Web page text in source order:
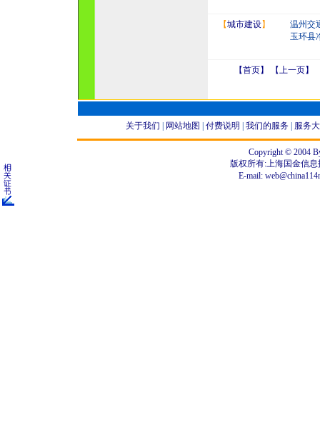
【城市建设】
温州交
玉环县
【首页】 【上一页】
关于我们 网站地图 付费说明 我们的服务| 服务
Copyright © 2004
版权所有:上海国金信
E-mail: